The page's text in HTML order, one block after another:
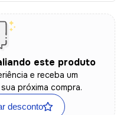
este produto
e receba um
próxima compra.
desconto